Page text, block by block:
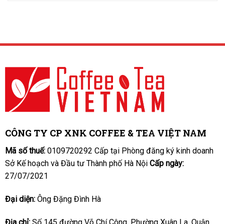
CÔNG TY CP XNK COFFEE & TEA VIỆT NAM
Mã số thuế:0109720292 Cấp tại Phòng đăng ký kinh doanh
Sở Kế hoạch và Đầu tư Thành phố Hà Nội Cấp ngày:
27/07/2021
Đại diện: Ông Đặng Đình Hà